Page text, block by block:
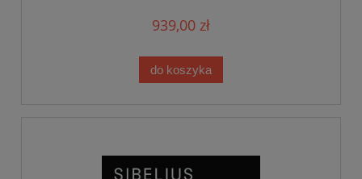
939,00 zł
do koszyka